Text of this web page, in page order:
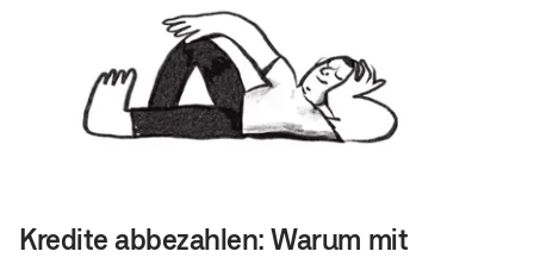
Kredite abbezahlen: Warum mit